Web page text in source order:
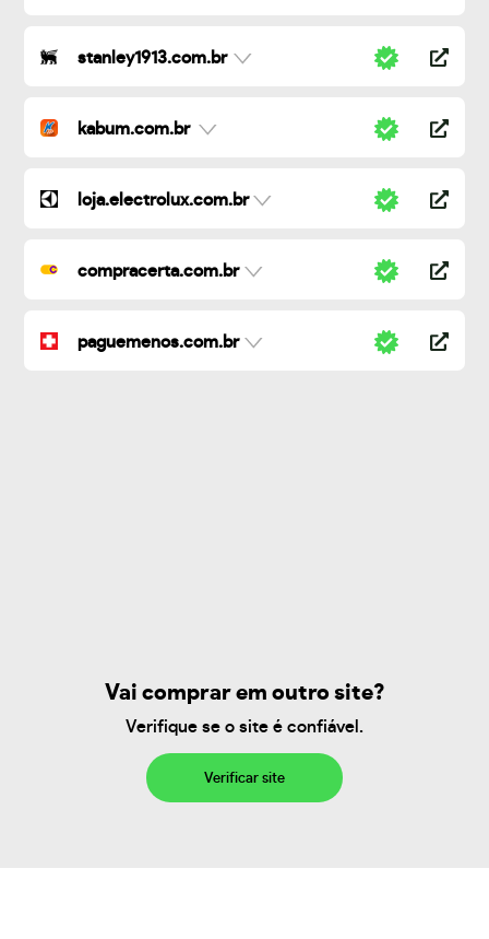
stanley1913.com.br
kabum.com.br
loja.electrolux.com.br
compracerta.com.br
paguemenos.com.br
Vai comprar em outro site?
Verifique se o site é confiável.
Verificar site